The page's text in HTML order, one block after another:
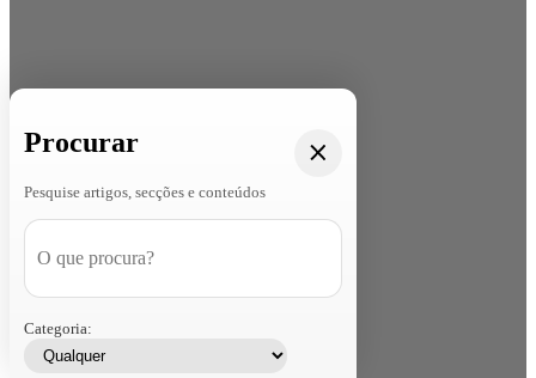
Procurar
Pesquise artigos, secções e conteúdos
Categoria: